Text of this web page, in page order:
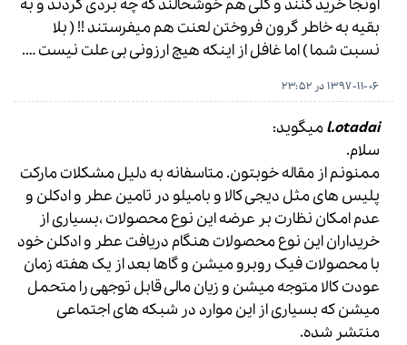
اونجا خرید کنند و کلی هم خوشحالند که چه بردی کردند و به
بقیه به خاطر گرون فروختن لعنت هم میفرستند !! ( بلا
نسبت شما ) اما غافل از اینکه هیچ ارزونی بی علت نیست ….
1397-11-06 در 23:52
l.otadai میگوید:
سلام.
ممنونم از مقاله خوبتون. متاسفانه به دلیل مشکلات مارکت
پلیس های مثل دیجی کالا و بامیلو در تامین عطر و ادکلن و
عدم امکان نظارت بر عرضه این نوع محصولات ،بسیاری از
خریداران این نوع محصولات هنگام دریافت عطر و ادکلن خود
با محصولات فیک روبرو میشن و گاها بعد از یک هفته زمان
عودت کالا متوجه میشن و زیان مالی قابل توجهی را متحمل
میشن که بسیاری از این موارد در شبکه های اجتماعی
منتشر شده.